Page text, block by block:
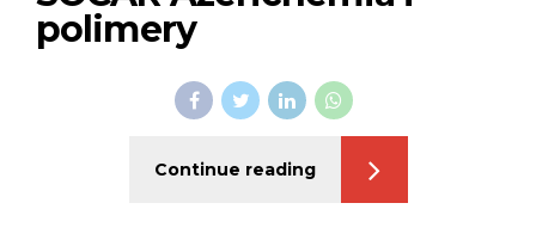
polimery
Continue reading